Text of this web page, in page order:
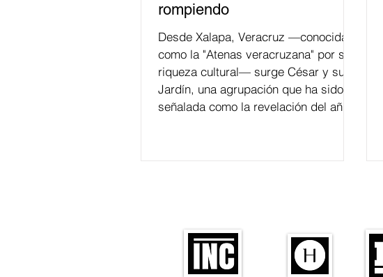
rompiendo
Desde Xalapa, Veracruz —conocida
como la "Atenas veracruzana" por su
riqueza cultural— surge César y su
Jardín, una agrupación que ha sido
señalada como la revelación del año